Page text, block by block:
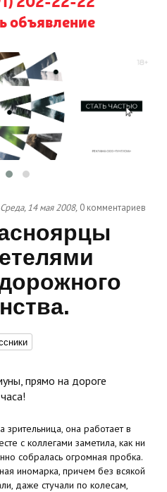
объявление
Среда, 14 мая 2008, 0 комментариев
прямо на дороге
она работает в
с коллегами заметила, как ни
собралась огромная пробка.
иномарка, причем без всякой
даже стучали по колесам,